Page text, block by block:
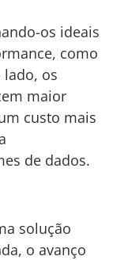
os ideais
como
lado, os
maior
custo mais
de dados.
solução
o avanço